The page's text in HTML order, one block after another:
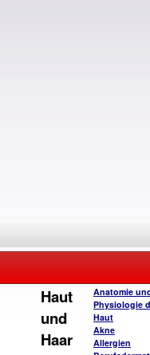
Haut
und
Haar
Anatomie
Physiologie
Haut
Akne
Allergien